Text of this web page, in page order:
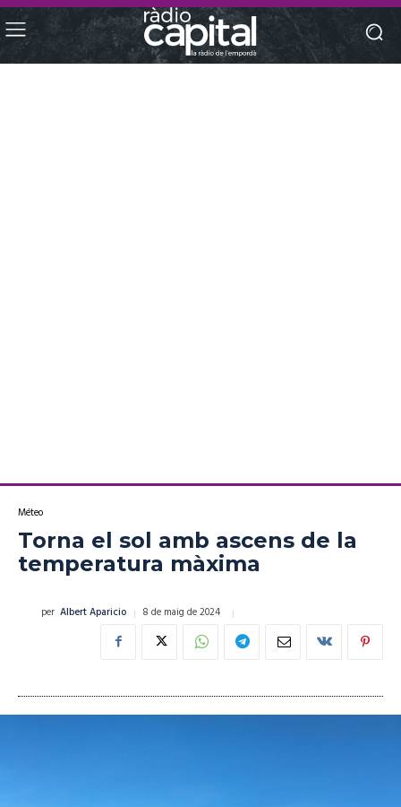
Méteo
Torna el sol amb ascens de la
temperatura màxima
per Albert Aparicio 8 de maig de 2024